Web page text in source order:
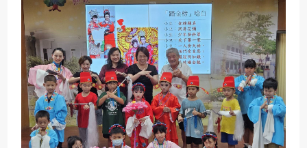
SDG3
SDG4
SDG5
SDG6
SDG7
SDG8